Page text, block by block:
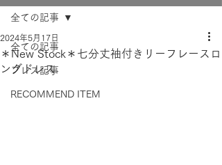
全ての記事
プレス記事
RECOMMEND ITEM
全ての記事
＊New Stock＊七分丈袖付きリーフレースロ
ングドレス
2024年5月17日